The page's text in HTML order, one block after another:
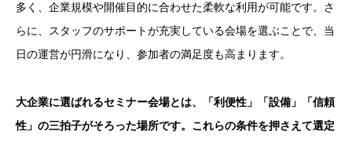
多く、企業規模や開催目的に合わせた柔軟な利用が可能です。さ
らに、スタッフのサポートが充実している会場を選ぶことで、当
日の運営が円滑になり、参加者の満足度も高まります。
大企業に選ばれるセミナー会場とは、「利便性」「設備」「信頼
性」の三拍子がそろった場所です。これらの条件を押さえて選定